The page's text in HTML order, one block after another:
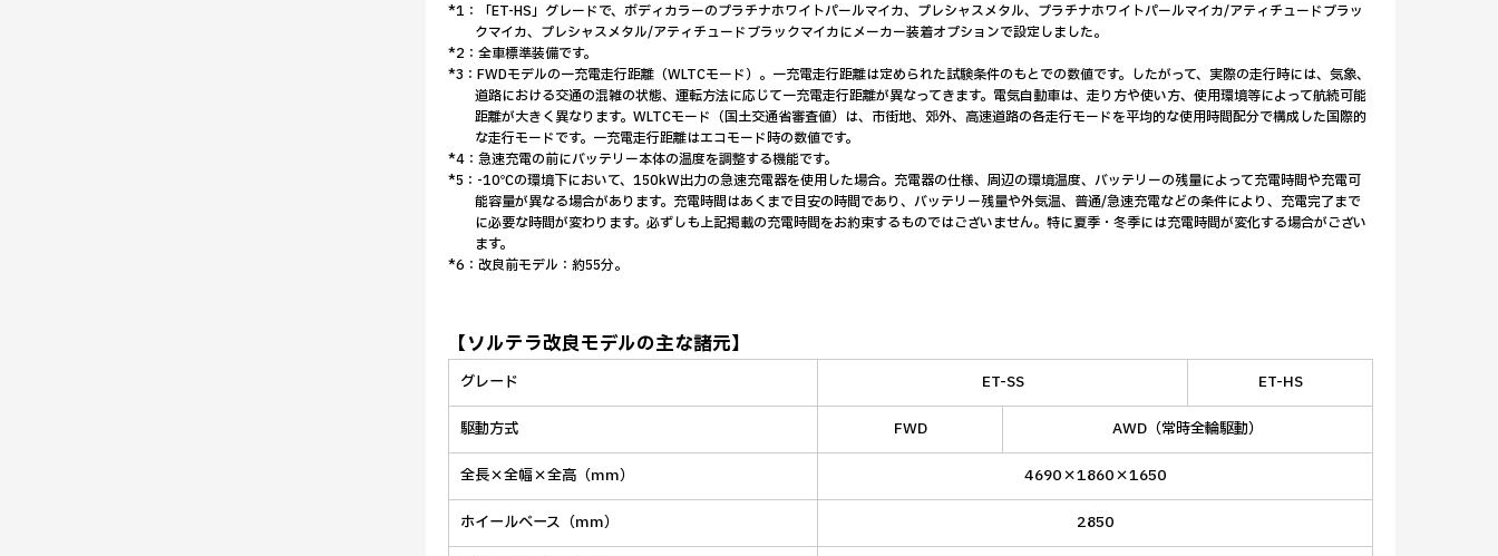
*1：「ET-HS」グレードで、ボディカラーのプラチナホワイトパールマイカ、プレシャスメタル、プラチナホワイトパールマイカ/アティチュードブラッ
クマイカ、プレシャスメタル/アティチュードブラックマイカにメーカー装着オプションで設定しました。
*2：全車標準装備です。
*3：FWDモデルの一充電走行距離（WLTCモード）。一充電走行距離は定められた試験条件のもとでの数値です。したがって、実際の走行時には、気象、
道路における交通の混雑の状態、運転方法に応じて一充電走行距離が異なってきます。電気自動車は、走り方や使い方、使用環境等によって航続可能
距離が大きく異なります。WLTCモード（国土交通省審査値）は、市街地、郊外、高速道路の各走行モードを平均的な使用時間配分で構成した国際的
な走行モードです。一充電走行距離はエコモード時の数値です。
*4：急速充電の前にバッテリー本体の温度を調整する機能です。
*5：-10℃の環境下において、150kW出力の急速充電器を使用した場合。充電器の仕様、周辺の環境温度、バッテリーの残量によって充電時間や充電可
能容量が異なる場合があります。充電時間はあくまで目安の時間であり、バッテリー残量や外気温、普通/急速充電などの条件により、充電完了まで
に必要な時間が変わります。必ずしも上記掲載の充電時間をお約束するものではございません。特に夏季・冬季には充電時間が変化する場合がござい
ます。
*6：改良前モデル：約55分。
【ソルテラ改良モデルの主な諸元】
グレード ET-SS ET-HS
駆動方式 FWD AWD（常時全輪駆動）
全長×全幅×全高（mm） 4690×1860×1650
ホイールベース（mm） 2850